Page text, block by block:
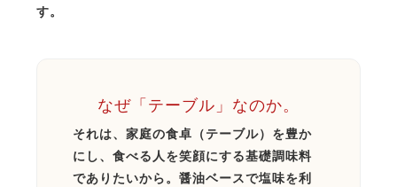
す。
なぜ「テーブル」なのか。
それは、家庭の食卓（テーブル）を豊か
にし、食べる人を笑顔にする基礎調味料
でありたいから。醤油ベースで塩味を利